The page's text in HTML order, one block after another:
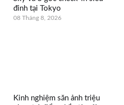
đỉnh tại Tokyo
08 Tháng 8, 2026
Kinh nghiệm săn ảnh triệu